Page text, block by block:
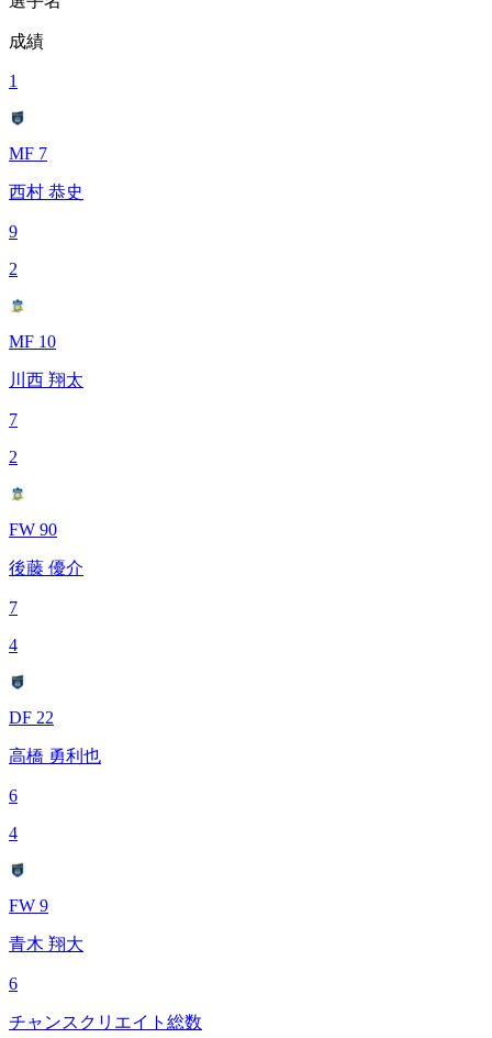
成績
1
MF 7
西村 恭史
9
2
MF 10
川西 翔太
7
2
FW 90
後藤 優介
7
4
DF 22
高橋 勇利也
6
4
FW 9
青木 翔大
6
チャンスクリエイト総数